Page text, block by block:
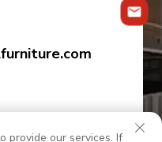
provide our services. If